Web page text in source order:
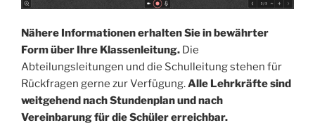
Nähere Informationen erhalten Sie in bewährter
Form über Ihre Klassenleitung. Die
Abteilungsleitungen und die Schulleitung stehen für
Rückfragen gerne zur Verfügung.Alle Lehrkräfte sind
weitgehend nach Stundenplan und nach
Vereinbarung für die Schüler erreichbar.